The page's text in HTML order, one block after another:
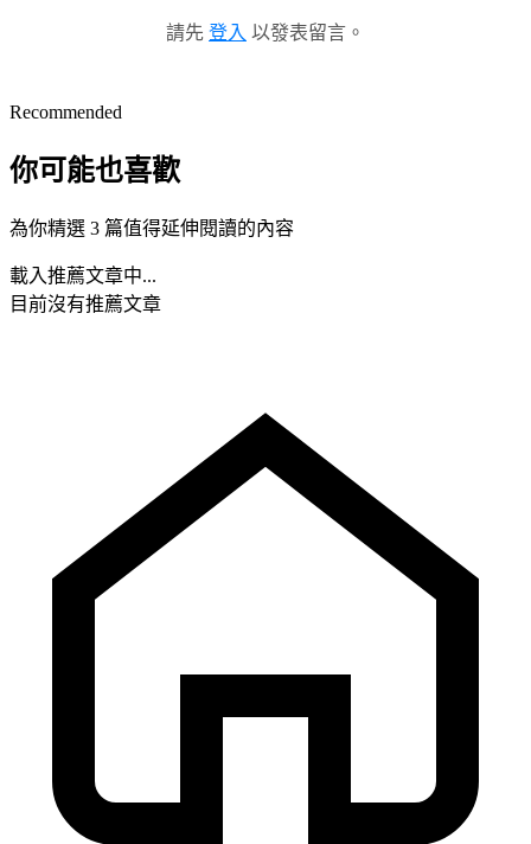
請先 登入 以發表留言。
Recommended
你可能也喜歡
為你精選 3 篇值得延伸閱讀的內容
載入推薦文章中...
目前沒有推薦文章